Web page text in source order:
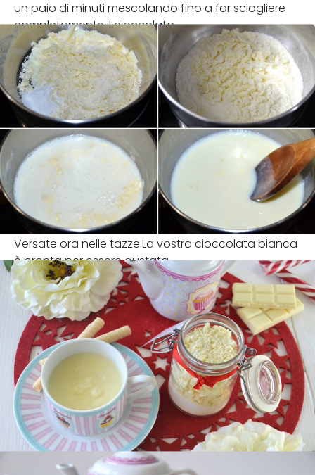
un paio di minuti mescolando fino a far sciogliere
completamente il cioccolato.
Versate ora nelle tazze.La vostra cioccolata bianca
è pronta per essere gustata.